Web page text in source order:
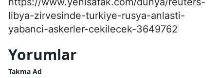
libya-zirvesinde-turkiye-rusya-anlasti-
yabanci-askerler-cekilecek-3649762
Yorumlar
Takma Ad